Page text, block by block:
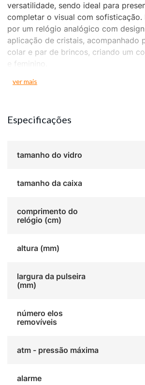
versatilidade, sendo ideal para
completar o visual com sofisticação.
por um relógio analógico com
aplicação de cristais, acompanhado
colar e par de brincos, criando um
e feminino.
brincos segue a mesma linha
ver mais
Especificações
tamanho do vidro
tamanho da caixa
comprimento do
relógio (cm)
altura (mm)
largura da pulseira
(mm)
número elos
removíveis
atm - pressão máxima
alarme